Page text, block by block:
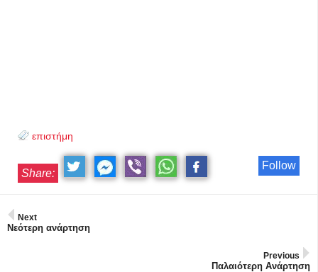
επιστήμη
Follow
Share:
Next
Νεότερη ανάρτηση
Previous
Παλαιότερη Ανάρτηση